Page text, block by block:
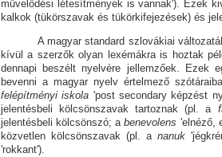
művelődési létesítmények is vannak'). Ezek
kalkok (tükörszavak és tükörkifejezések) és
A magyar standard szlovákiai
kívül a szerzők olyan lexémákra is hoztak
dennapi beszélt nyelvére jellemzőek. Ezek
bevenni a magyar nyelv értelmező
felépítményi iskola 'post secondary képzést
jelentésbeli kölcsön­sza­vak tartoznak (pl. a
jelentésbeli kölcsönszó; abe­nevolens 'elnéző,
közvetlen kölcsönszavak (pl. ananuk
'rokkant').